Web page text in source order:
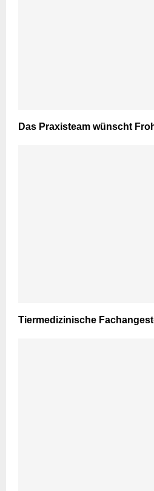
Das Praxisteam wünscht
Tiermedizinische